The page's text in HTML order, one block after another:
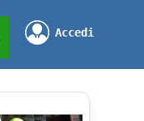
Accedi